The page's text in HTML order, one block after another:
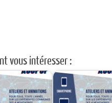
vous intéresser :